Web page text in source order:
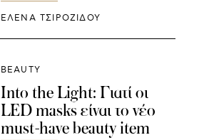
ΈΛΕΝΑ ΤΣΙΡΟΖΊΔΟΥ
BEAUTY
Into the Light: Γιατί οι
LED masks είναι το νέο
must-have beauty item